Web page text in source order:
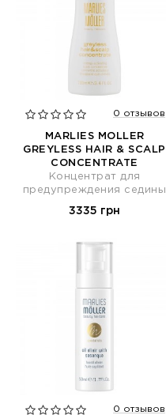
0 отзывов
MARLIES MOLLER
GREYLESS HAIR & SCALP
CONCENTRATE
Концентрат для
предупреждения седины
3335 грн
0 отзывов